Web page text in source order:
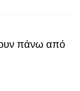
πάνω από